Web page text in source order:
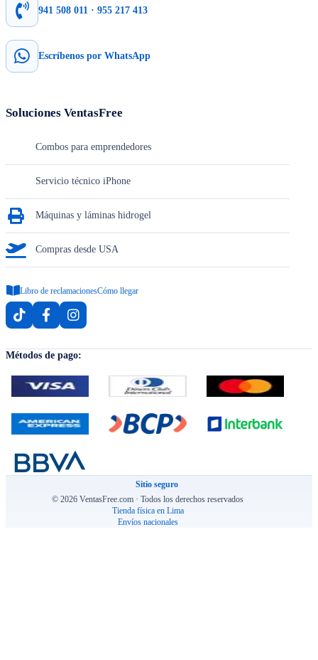
941 508 011 · 955 217 413
Escríbenos por WhatsApp
Soluciones VentasFree
Combos para emprendedores
Servicio técnico iPhone
Máquinas y láminas hidrogel
Compras desde USA
Libro de reclamacionesCómo llegar
Métodos de pago:
Sitio seguro
© 2026 VentasFree.com · Todos los derechos reservados
Tienda física en Lima
Envíos nacionales